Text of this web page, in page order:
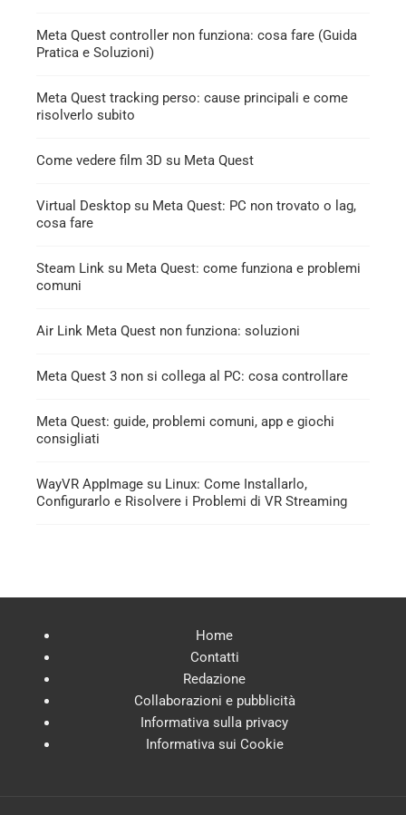
Meta Quest controller non funziona: cosa fare (Guida
Pratica e Soluzioni)
Meta Quest tracking perso: cause principali e come
risolverlo subito
Come vedere film 3D su Meta Quest
Virtual Desktop su Meta Quest: PC non trovato o lag,
cosa fare
Steam Link su Meta Quest: come funziona e problemi
comuni
Air Link Meta Quest non funziona: soluzioni
Meta Quest 3 non si collega al PC: cosa controllare
Meta Quest: guide, problemi comuni, app e giochi
consigliati
WayVR AppImage su Linux: Come Installarlo,
Configurarlo e Risolvere i Problemi di VR Streaming
Home
Contatti
Redazione
Collaborazioni e pubblicità
Informativa sulla privacy
Informativa sui Cookie